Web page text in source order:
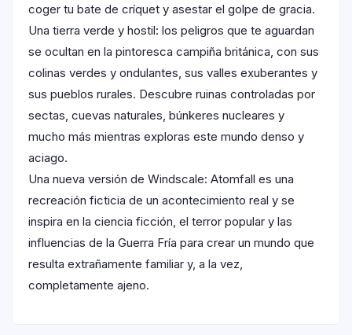
coger tu bate de críquet y asestar el golpe de gracia.
Una tierra verde y hostil: los peligros que te aguardan
se ocultan en la pintoresca campiña británica, con sus
colinas verdes y ondulantes, sus valles exuberantes y
sus pueblos rurales. Descubre ruinas controladas por
sectas, cuevas naturales, búnkeres nucleares y
mucho más mientras exploras este mundo denso y
aciago.
Una nueva versión de Windscale: Atomfall es una
recreación ficticia de un acontecimiento real y se
inspira en la ciencia ficción, el terror popular y las
influencias de la Guerra Fría para crear un mundo que
resulta extrañamente familiar y, a la vez,
completamente ajeno.